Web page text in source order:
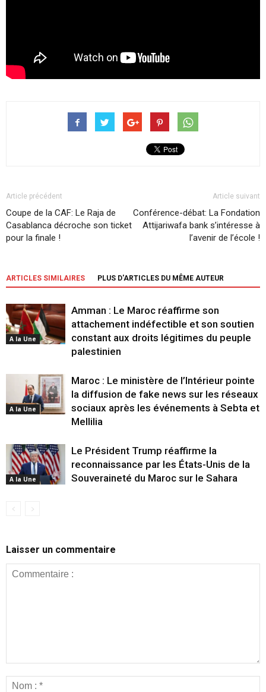
Article précédent
Coupe de la CAF: Le Raja de
Casablanca décroche son ticket
pour la finale !
Article suivant
Conférence-débat: La Fondation
Attijariwafa bank s’intéresse à
l’avenir de l’école !
ARTICLES SIMILAIRES PLUS D'ARTICLES DU MÊME AUTEUR
A la Une
Amman : Le Maroc réaffirme son
attachement indéfectible et son soutien
constant aux droits légitimes du peuple
palestinien
A la Une
Maroc : Le ministère de l’Intérieur pointe
la diffusion de fake news sur les réseaux
sociaux après les événements à Sebta et
Mellilia
A la Une
Le Président Trump réaffirme la
reconnaissance par les États-Unis de la
Souveraineté du Maroc sur le Sahara
Laisser un commentaire